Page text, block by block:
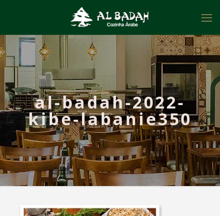
al-badah-2022-
kibe-labanie350